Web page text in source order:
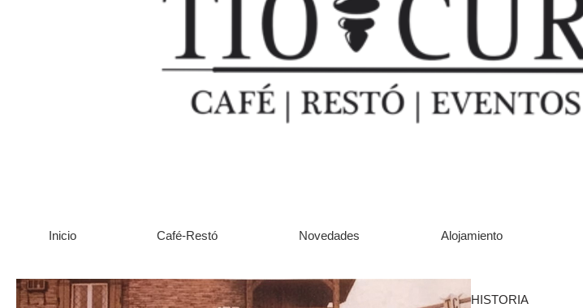
Inicio Café-Restó Novedades Alojamiento
HISTORIA